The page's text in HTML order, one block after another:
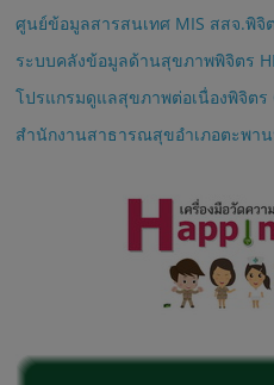
ศูนย์ข้อมูลสารสนเทศ MIS สสจ.พิจิ
ระบบคลังข้อมูลด้านสุขภาพพิจิตร
โปรแกรมดูแลสุขภาพต่อเนื่องพิจิตร
สำนักงานสาธารณสุขอำเภอตะพา